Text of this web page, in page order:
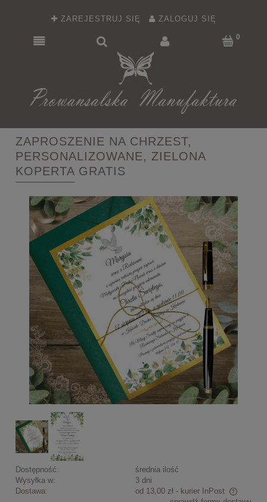
ZAREJESTRUJ SIĘ ZALOGUJ SIĘ
ZAPROSZENIE NA CHRZEST,
PERSONALIZOWANE, ZIELONA
KOPERTA GRATIS
Dostępność:
średnia ilość
Wysyłka w:
3 dni
Dostawa:
od 13,00 zł - kurier InPost